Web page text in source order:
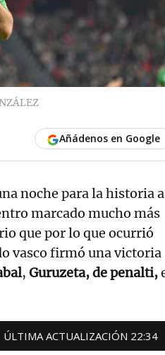
Añádenos en Google
noche para la historia a
marcado mucho más
que por lo que ocurrió
vasco firmó una victoria
, Guruzeta, de penalti,
ÚLTIMA ACTUALIZACIÓN 22:34